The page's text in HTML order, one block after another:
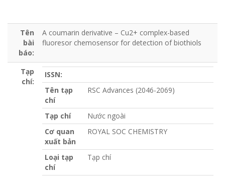
Tên
bài
báo:
A coumarin derivative – Cu2+ complex-based
fluoresor chemosensor for detection of biothiols
Tạp
chí:
ISSN:
Tên tạp
chí
RSC Advances (2046-2069)
Tạp chí
Nước ngoài
Cơ quan
xuất bản
ROYAL SOC CHEMISTRY
Loại tạp
chí
Tạp chí